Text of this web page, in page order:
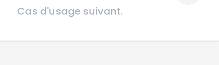
Cas d'usage suivant.